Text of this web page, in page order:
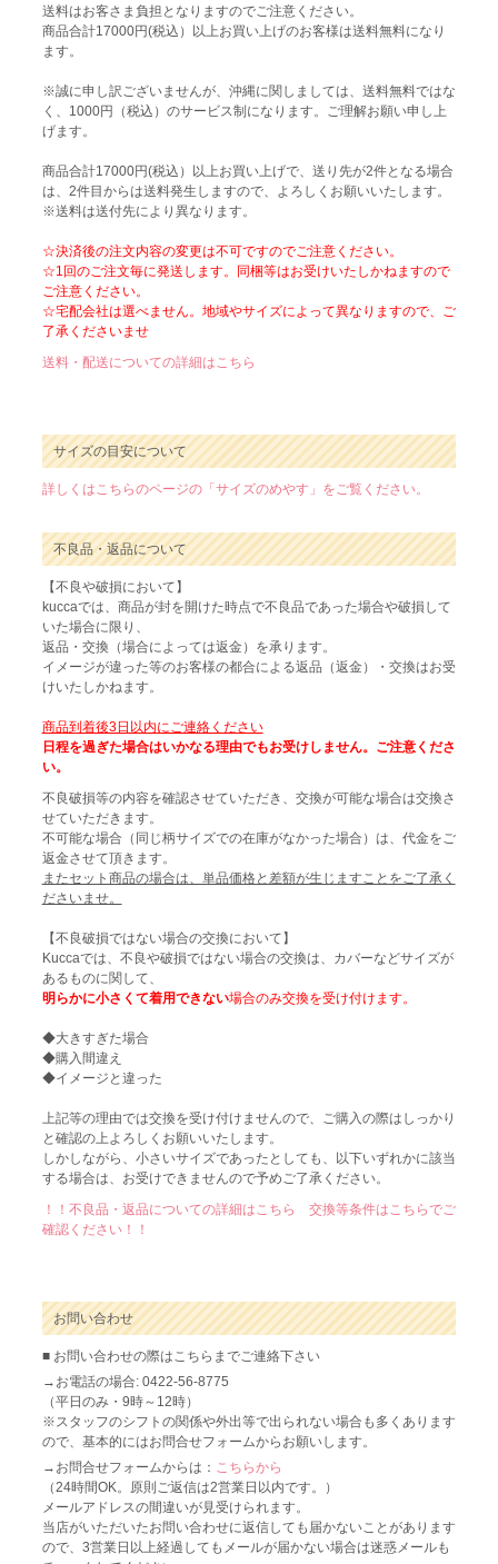
送料はお客さま負担となりますのでご注意ください。
商品合計17000円(税込）以上お買い上げのお客様は送料無料になり
ます。
※誠に申し訳ございませんが、沖縄に関しましては、送料無料ではな
く、1000円（税込）のサービス制になります。ご理解お願い申し上
げます。
商品合計17000円(税込）以上お買い上げで、送り先が2件となる場合
は、2件目からは送料発生しますので、よろしくお願いいたします。
※送料は送付先により異なります。
☆決済後の注文内容の変更は不可ですのでご注意ください。
☆1回のご注文毎に発送します。同梱等はお受けいたしかねますので
ご注意ください。
☆宅配会社は選べません。地域やサイズによって異なりますので、ご
了承くださいませ
送料・配送についての詳細はこちら
サイズの目安について
詳しくはこちらのページの「サイズのめやす」をご覧ください。
不良品・返品について
【不良や破損において】
kuccaでは、商品が封を開けた時点で不良品であった場合や破損して
いた場合に限り、
返品・交換（場合によっては返金）を承ります。
イメージが違った等のお客様の都合による返品（返金）・交換はお受
けいたしかねます。
商品到着後3日以内にご連絡ください
日程を過ぎた場合はいかなる理由でもお受けしません。ご注意くださ
い。
不良破損等の内容を確認させていただき、交換が可能な場合は交換さ
せていただきます。
不可能な場合（同じ柄サイズでの在庫がなかった場合）は、代金をご
返金させて頂きます。
またセット商品の場合は、単品価格と差額が生じますことをご了承く
ださいませ。
【不良破損ではない場合の交換において】
Kuccaでは、不良や破損ではない場合の交換は、カバーなどサイズが
あるものに関して、
明らかに小さくて着用できない場合のみ交換を受け付けます。
◆大きすぎた場合
◆購入間違え
◆イメージと違った
上記等の理由では交換を受け付けませんので、ご購入の際はしっかり
と確認の上よろしくお願いいたします。
しかしながら、小さいサイズであったとしても、以下いずれかに該当
する場合は、お受けできませんので予めご了承ください。
！！不良品・返品についての詳細はこちら 交換等条件はこちらでご
確認ください！！
お問い合わせ
■ お問い合わせの際はこちらまでご連絡下さい
→お電話の場合: 0422-56-8775
（平日のみ・9時～12時）
※スタッフのシフトの関係や外出等で出られない場合も多くあります
ので、基本的にはお問合せフォームからお願いします。
→お問合せフォームからは： こちらから
（24時間OK。原則ご返信は2営業日以内です。）
メールアドレスの間違いが見受けられます。
当店がいただいたお問い合わせに返信しても届かないことがあります
ので、3営業日以上経過してもメールが届かない場合は迷惑メールも